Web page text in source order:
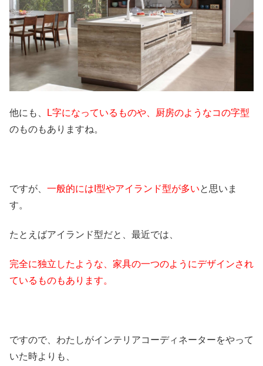
他にも、
L字になっているものや、厨房のようなコの字型
のものもありますね。
ですが、 一般的にはI型やアイランド型が多いと思いま
す。
たとえばアイランド型だと、最近では、
完全に独立したような、家具の一つのようにデザインされ
ているものもあります。
ですので、わたしがインテリアコーディネーターをやって
いた時よりも、